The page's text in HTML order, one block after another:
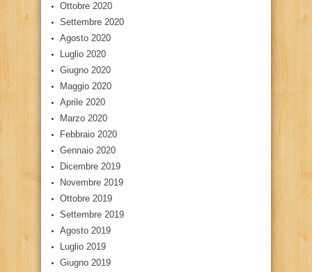
Ottobre 2020
Settembre 2020
Agosto 2020
Luglio 2020
Giugno 2020
Maggio 2020
Aprile 2020
Marzo 2020
Febbraio 2020
Gennaio 2020
Dicembre 2019
Novembre 2019
Ottobre 2019
Settembre 2019
Agosto 2019
Luglio 2019
Giugno 2019